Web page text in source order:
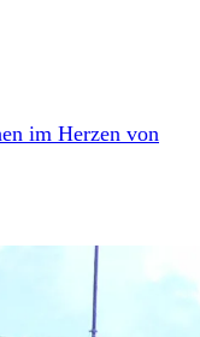
im Herzen von